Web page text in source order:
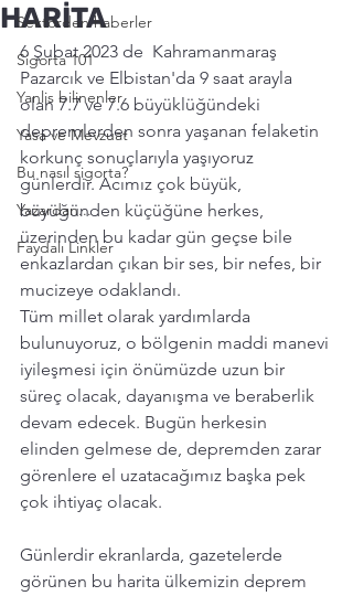
Sektörden haberler
Sigorta 101
Yanlis bilinenler
Yasa ve Mevzuat
Bu nasıl sigorta?
Yazardan...
Faydalı Linkler
HARİTA
6 Şubat 2023 de  Kahramanmaraş
Pazarcık ve Elbistan'da 9 saat arayla
olan 7.7 ve 7.6 büyüklüğündeki
depremlerden sonra yaşanan felaketin
korkunç sonuçlarıyla yaşıyoruz
günlerdir. Acımız çok büyük,
büyüğünden küçüğüne herkes,
üzerinden bu kadar gün geçse bile
enkazlardan çıkan bir ses, bir nefes, bir
mucizeye odaklandı.
Tüm millet olarak yardımlarda
bulunuyoruz, o bölgenin maddi manevi
iyileşmesi için önümüzde uzun bir
süreç olacak, dayanışma ve beraberlik
devam edecek. Bugün herkesin
elinden gelmese de, depremden zarar
görenlere el uzatacağımız başka pek
çok ihtiyaç olacak.
Günlerdir ekranlarda, gazetelerde
görünen bu harita ülkemizin deprem